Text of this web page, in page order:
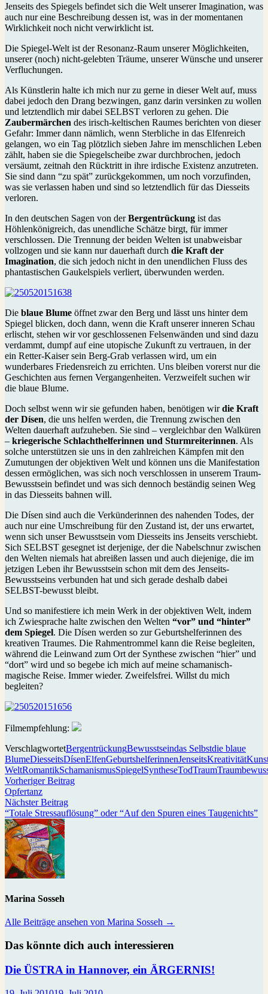
Jenseits des Spiegels befindet sich die Welt unserer Imagination, was
auch nur eine Beschreibung dessen ist, was in der momentanen
Wirklichkeit noch nicht verwirklicht ist.
Die Spiegel-Welt ist der Resonanz-Raum unserer Möglichkeiten,
unserer (noch) nicht-gelebten Träume, unserer Wünsche und unserer
Verfluchungen.
Als Künstlerin halte ich mich nur zu gerne in dieser Welt auf, muss
dabei jedoch den Drang bezwingen, ganz darin versinken zu wollen
und letztendlich mir dabei SELBST verloren zu gehen. Die
Zaubermärchen des irisch-keltischen Raumes berichten von dieser
Gefahr: Immer dann nämlich, wenn Sterbliche in das Elfenreich
gelangen, wo ein Tag plötzlich sieben Jahre im menschlichen Leben
zählt, haben sie die Spiegelscheibe zwar durchbrochen, jedoch
versäumt, zeitnah den Rücktritt in ihre irdische Existenz anzutreten.
Sie sind dann “zu spät” zurückgekommen, um noch vorzufinden,
was sie verlassen haben und sind so letztendlich für das Diesseits
verloren.
In den deutschen Sagen von derBergentrückung ist das
Höhlenkönigreich, das unendliche Schätze birgt, für immer
verschlossen. Die Trennung der beiden Welten ist unabweisbar
vollzogen und sie kann nur dauerhaft durch die Kraft der
Imagination, die sich jedoch nicht in den unendlichen Fluss des
phantastischen Gaukelspiels verliert, überwunden werden.
Die blaue Blume öffnet zwar den Berg und lässt uns hinter dem
Spiegel blicken, doch dann, wenn die Kraft unserer inneren Schau
erlischt, stehen wir vor geschlossenen Felsenwänden und sind dazu
verdammt, dumpf auf eine utopische Zukunft zu vertrauen, in der
ein Retter-Kaiser sein Berg-Grab verlassen wird, um ein
wunderbares Friedensreich zu errichten. Uns bleiben vorerst nur die
Geschichten aus fernen Vergangenheiten. Verzweifelt suchen wir
die blaue Blume.
Doch selbst wenn wir sie gefunden haben, benötigen wirdie Kraft
der Dísen, die uns helfen werden, die Trennung zwischen den
Welten dauerhaft aufzuheben. Sie sind – vergleichbar den Walküren
– kriegerische Schlachthelferinnen und Sturmreiterinnen. Als
solche unterstützen sie uns in den zahlreichen Kämpfen mit den
Zumutungen der objektiven Welt und können uns die Manifestation
dessen ermöglichen, was sich noch verschlossen in unserem Traum-
Bewusstsein befindet und was sich dennoch beständig seinen Weg
in das Diesseits bahnen will.
Die Dísen sind auch die Verkünderinnen des nahenden Todes, der
auch nur eine Umschreibung für den Zustand ist, der uns erwartet,
wenn sich unser Bewusstsein vom Diesseits ins Jenseits verschiebt.
Sich SELBST gesegnet ist derjenige, der die Nabelschnur zwischen
den Welten niemals hat abreißen lassen und auch diejenige, die im
jetzigen Leben ihr Bewusstsein schon mit dem des Jenseits-
Bewusstseins verbunden hat und sich gerade deshalb dabei
SELBST-bewusst bleibt.
Und so manifestiere ich mein Werk in der objektiven Welt, indem
ich Zwiesprache halte zwischen den Welten “vor” und “hinter”
dem Spiegel. Die Dísen werden so zur Geburtshelferinnen des
kreativen Traumes. Die Rahmentrommel kann die Reise begleiten,
während die Leinwand zum Ort der Synthese zwischen “hier” und
“dort” wird und so begebe ich mich auf meine schamanisch-
magische Reise. Immer wieder. Zweifelsfrei. Willst du mich
begleiten?
Filmempfehlung:
VerschlagwortetBergentrückungBewusstseindas Selbstdie blaue
BlumeDiesseitsDísenElfenGeburtshelferinnenJenseitsKreativität
WeltRomantikSchamanismusSpiegelSyntheseTodTraum
Beitragsnavigation
Vorheriger BeitragVorheriger
Opfertanz
Nächster BeitragNächster
Beitrag:
“Totale Stressauflösung” oder “Auf den Spuren eines Taugenichts”
Marina Sosseh
Alle Beiträge ansehen von Marina Sosseh →
Das könnte dich auch interessieren
Die ÜSTRA in Hannover, ein ÄRGERNIS!